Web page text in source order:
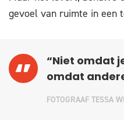
gevoel van ruimte in een
“Niet omdat
omdat
FOTOGRAAF TESSA